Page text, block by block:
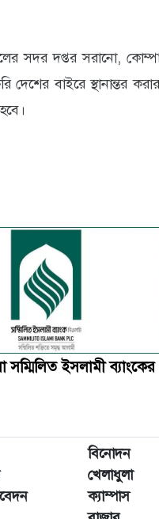
সদর দপ্তর সরানো,
দেশের বাইরে স্থানান্তর
ইসলামী ব্যাংকের
বিনোদন
খেলাধুলা
ক্যাম্পাস